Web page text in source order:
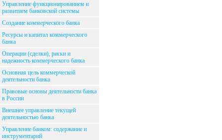
Управление функционированием и
развитием банковской системы
Создание коммерческого банка
Ресурсы и капитал коммерческого
банка
Операции (сделки), риски и
надежность коммерческого банка
Основная цель коммерческой
деятельности банка
Правовые основы деятельности банка
в России
Внешнее управление текущей
деятельностью банка
Управление банком: содержание и
инструментарий